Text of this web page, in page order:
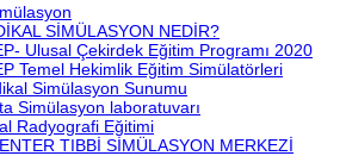
SİMÜLASYON NEDİR?
Ulusal Çekirdek Eğitim Programı 2020
Temel Hekimlik Eğitim Simülatörleri
Simülasyon Sunumu
Simülasyon laboratuvarı
Radyografi Eğitimi
TIBBİ SİMÜLASYON MERKEZİ